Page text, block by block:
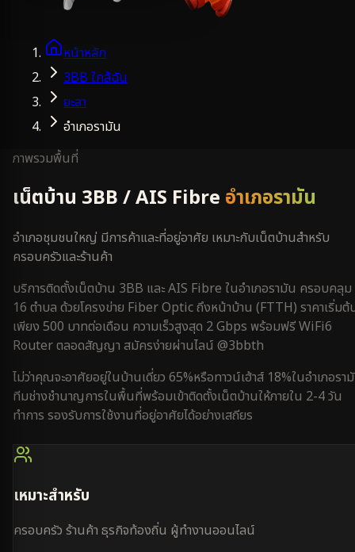
หน้าหลัก
3BB ใกล้ฉัน
ยะลา
อำเภอรามัน
ภาพรวมพื้นที่
เน็ตบ้าน 3BB / AIS Fibre อำเภอรามัน
อำเภอชุมชนใหญ่ มีการค้าและที่อยู่อาศัย เหมาะกับเน็ตบ้านสำหรับ
ครอบครัวและร้านค้า
บริการติดตั้งเน็ตบ้าน 3BB และ AIS Fibre ในอำเภอรามัน ครอบคลุม
16 ตำบล ด้วยโครงข่าย Fiber Optic ถึงหน้าบ้าน (FTTH) ราคาเริ่มต้
เพียง 500 บาทต่อเดือน ความเร็วสูงสุด 2 Gbps พร้อมฟรี WiFi6
Router ตลอดสัญญา สมัครง่ายผ่านไลน์ @3bbth
ไม่ว่าคุณจะอาศัยอยู่ในบ้านเดี่ยว 65%หรือทาวน์เฮ้าส์ 18%ในอำเภอรา
ทีมช่างชำนาญการในพื้นที่พร้อมเข้าติดตั้งเน็ตบ้านให้ภายใน 2-4 วัน
ทำการ รองรับการใช้งานที่อยู่อาศัยได้อย่างเสถียร
เหมาะสำหรับ
ครอบครัว ร้านค้า ธุรกิจท้องถิ่น ผู้ทำงานออนไลน์